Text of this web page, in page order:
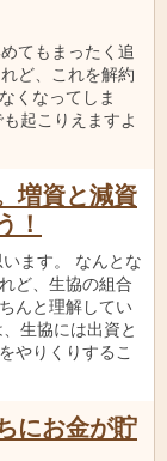
てもまったく追
ど、これを解約
くなってしま
起こりえますよ
増資と減資
！
ます。 なんとな
ど、生協の組合
んと理解してい
生協には出資と
やりくりするこ
にお金が貯